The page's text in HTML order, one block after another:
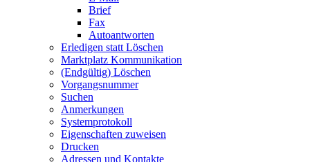
Brief
Fax
Autoantworten
Erledigen statt Löschen
Marktplatz Kommunikation
(Endgültig) Löschen
Vorgangsnummer
Suchen
Anmerkungen
Systemprotokoll
Eigenschaften zuweisen
Drucken
Adressen und Kontakte